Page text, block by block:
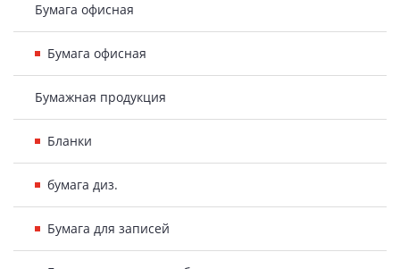
Бумага офисная
Бумага офисная
Бумажная продукция
Бланки
бумага диз.
Бумага для записей